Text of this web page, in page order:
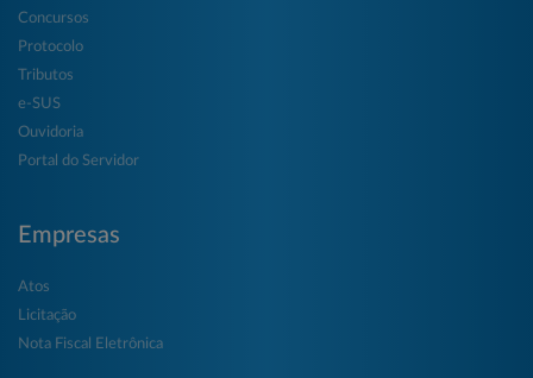
Concursos
Protocolo
Tributos
e-SUS
Ouvidoria
Portal do Servidor
Empresas
Atos
Licitação
Nota Fiscal Eletrônica